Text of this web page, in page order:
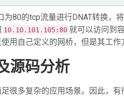
为80的tcp流量进行DNAT转换，
10.10.101.105:80 就可以访问到
用自己定义的网桥，但是其工作
源码分析
很多复杂的应用场景。因此，有